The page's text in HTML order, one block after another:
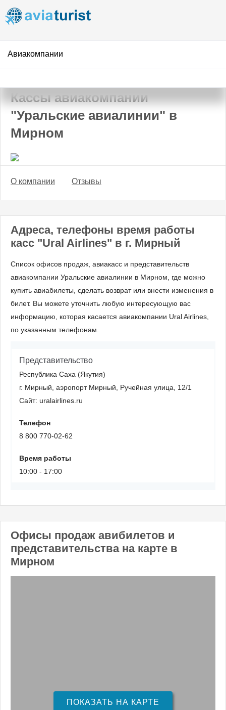
основному
Авиакомпании
Кассы авиакомпании
"Уральские авиалинии" в
Мирном
О компании Отзывы
Адреса, телефоны время работы
касс "Ural Airlines" в г. Мирный
Список офисов продаж, авиакасс и представительств
авиакомпании Уральские авиалинии в Мирном, где можно
купить авиабилеты, сделать возврат или внести изменения в
билет. Вы можете уточнить любую интересующую вас
информацию, которая касается авиакомпании Ural Airlines,
по указанным телефонам.
Представительство
Республика Саха (Якутия)
г. Мирный, аэропорт Мирный, Ручейная улица, 12/1
Сайт: uralairlines.ru
Телефон
8 800 770-02-62
Время работы
10:00 - 17:00
Офисы продаж авибилетов и
представительства на карте в
Мирном
ПОКАЗАТЬ НА КАРТЕ